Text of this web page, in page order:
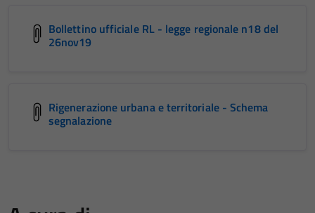
Bollettino ufficiale RL - legge regionale n18 del
26nov19
Rigenerazione urbana e territoriale - Schema
segnalazione